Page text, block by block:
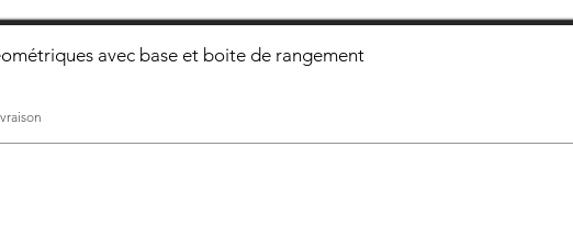
avec base et boite de rangement